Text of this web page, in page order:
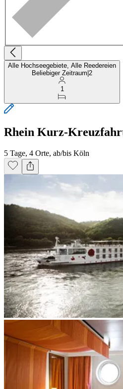
Alle Hochseegebiete, Alle Reedereien
Beliebiger Zeitraum 2
1
Rhein Kurz-
5 Tage, 4 Orte, ab/bis Köln